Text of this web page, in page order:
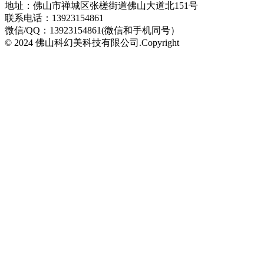
地址：佛山市禅城区张槎街道佛山大道北151号
联系电话：13923154861
微信/QQ：13923154861(微信和手机同号）
© 2024 佛山科幻美科技有限公司.Copyright